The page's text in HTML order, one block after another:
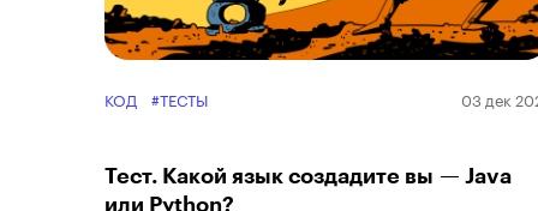
КОД #ТЕСТЫ 03 дек
Тест. Какой язык создадите вы — Java
или Python?